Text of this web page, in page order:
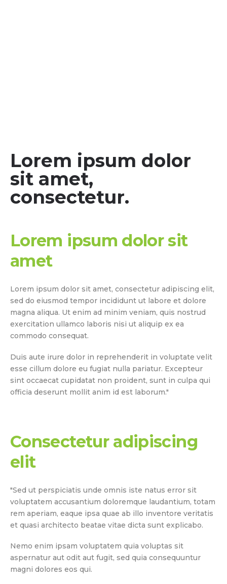
Lorem ipsum dolor
sit amet,
consectetur.
Lorem ipsum dolor sit
amet
Lorem ipsum dolor sit amet, consectetur adipiscing elit,
sed do eiusmod tempor incididunt ut labore et dolore
magna aliqua. Ut enim ad minim veniam, quis nostrud
exercitation ullamco laboris nisi ut aliquip ex ea
commodo consequat.
Duis aute irure dolor in reprehenderit in voluptate velit
esse cillum dolore eu fugiat nulla pariatur. Excepteur
sint occaecat cupidatat non proident, sunt in culpa qui
officia deserunt mollit anim id est laborum."
Consectetur adipiscing
elit
"Sed ut perspiciatis unde omnis iste natus error sit
voluptatem accusantium doloremque laudantium, totam
rem aperiam, eaque ipsa quae ab illo inventore veritatis
et quasi architecto beatae vitae dicta sunt explicabo.
Nemo enim ipsam voluptatem quia voluptas sit
aspernatur aut odit aut fugit, sed quia consequuntur
magni dolores eos qui.